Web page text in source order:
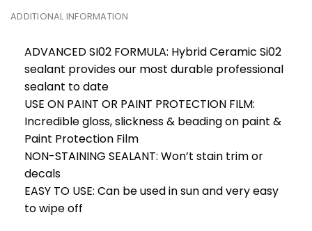
ADDITIONAL INFORMATION
ADVANCED SI02 FORMULA: Hybrid Ceramic Si02
sealant provides our most durable professional
sealant to date
USE ON PAINT OR PAINT PROTECTION FILM:
Incredible gloss, slickness & beading on paint &
Paint Protection Film
NON-STAINING SEALANT: Won’t stain trim or
decals
EASY TO USE: Can be used in sun and very easy
to wipe off